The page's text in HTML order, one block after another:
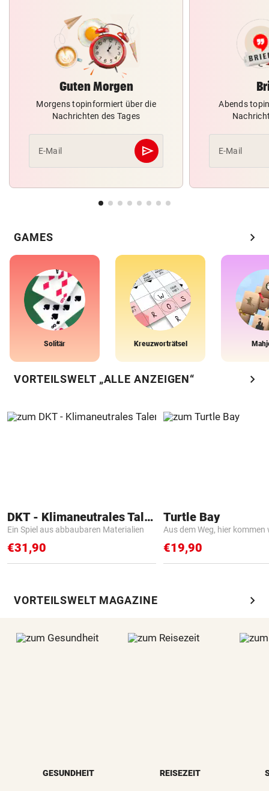
Guten Morgen
Morgens topinformiert über die
Nachrichten des Tages
E-Mail send
Abschicken
Abends
E-Mail
GAMES chevron_right
Solitär Kreuzworträtsel
VORTEILSWELT „ALLE ANZEIGEN“ chevron_right
DKT - Klimaneutrales Talent
Ein Spiel aus abbaubaren Materialien
€31,90
Turtle Bay
Aus dem Weg, hier kommen
€19,90
VORTEILSWELT MAGAZINE chevron_right
GESUNDHEIT REISEZEIT